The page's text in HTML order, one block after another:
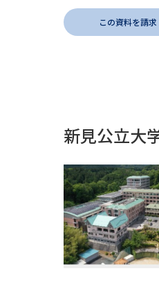
この資料を請求
新見公立大